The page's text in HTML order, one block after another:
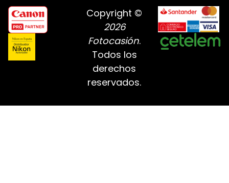
Copyright ©
2026
Fotocasión.
Todos los
derechos
reservados.